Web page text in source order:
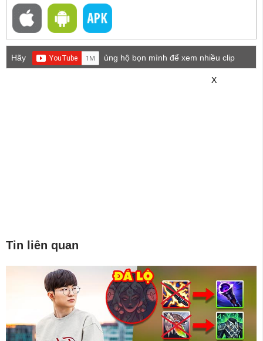
Hãy
ủng hộ bọn mình để xem nhiều clip
X
Tin liên quan